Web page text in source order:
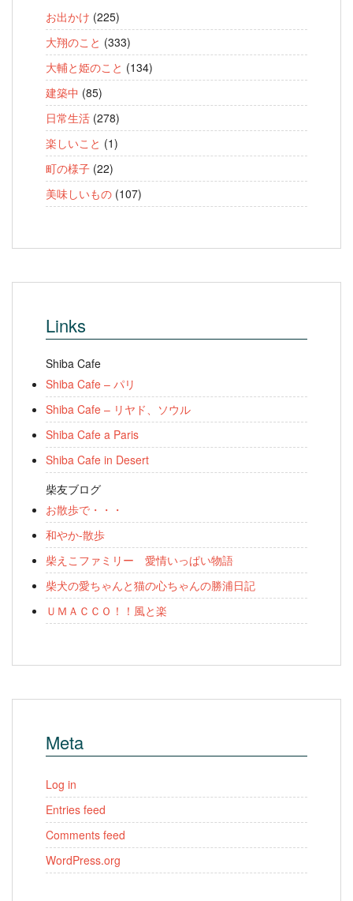
お出かけ (225)
大翔のこと (333)
大輔と姫のこと (134)
建築中 (85)
日常生活 (278)
楽しいこと (1)
町の様子 (22)
美味しいもの (107)
Links
Shiba Cafe
Shiba Cafe – パリ
Shiba Cafe – リヤド、ソウル
Shiba Cafe a Paris
Shiba Cafe in Desert
柴友ブログ
お散歩で・・・
和やか-散歩
柴えこファミリー 愛情いっぱい物語
柴犬の愛ちゃんと猫の心ちゃんの勝浦日記
ＵＭＡＣＣＯ！！風と楽
Meta
Log in
Entries feed
Comments feed
WordPress.org